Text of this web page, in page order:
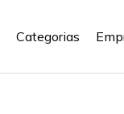
Categorias